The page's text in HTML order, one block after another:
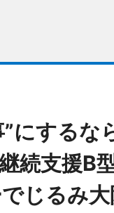
”にする
続支援B
じるみ